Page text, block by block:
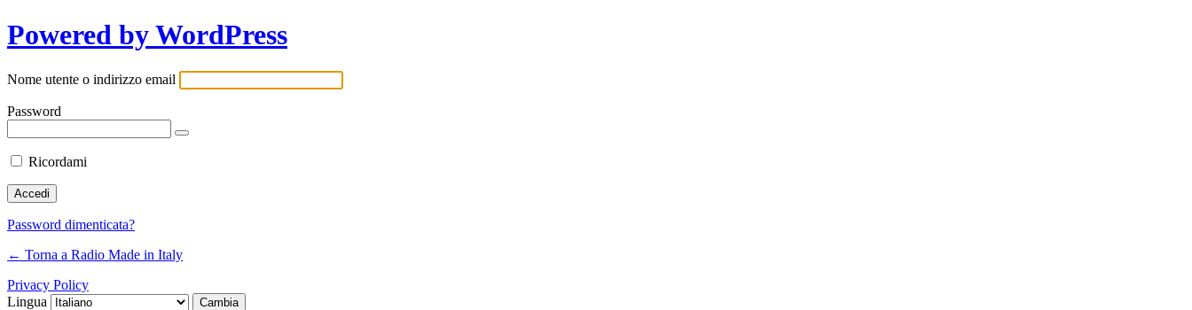
Powered by WordPress
Nome utente o indirizzo email
Password
Ricordami
Password dimenticata?
← Torna a Radio Made in Italy
Privacy Policy
Lingua